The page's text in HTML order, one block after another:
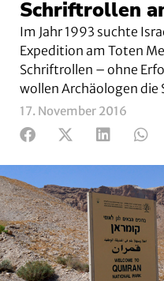
Schriftrollen
Im Jahr 1993 suchte
Expedition am Toten
Schriftrollen – ohne
wollen Archäologen die
17. November 2016